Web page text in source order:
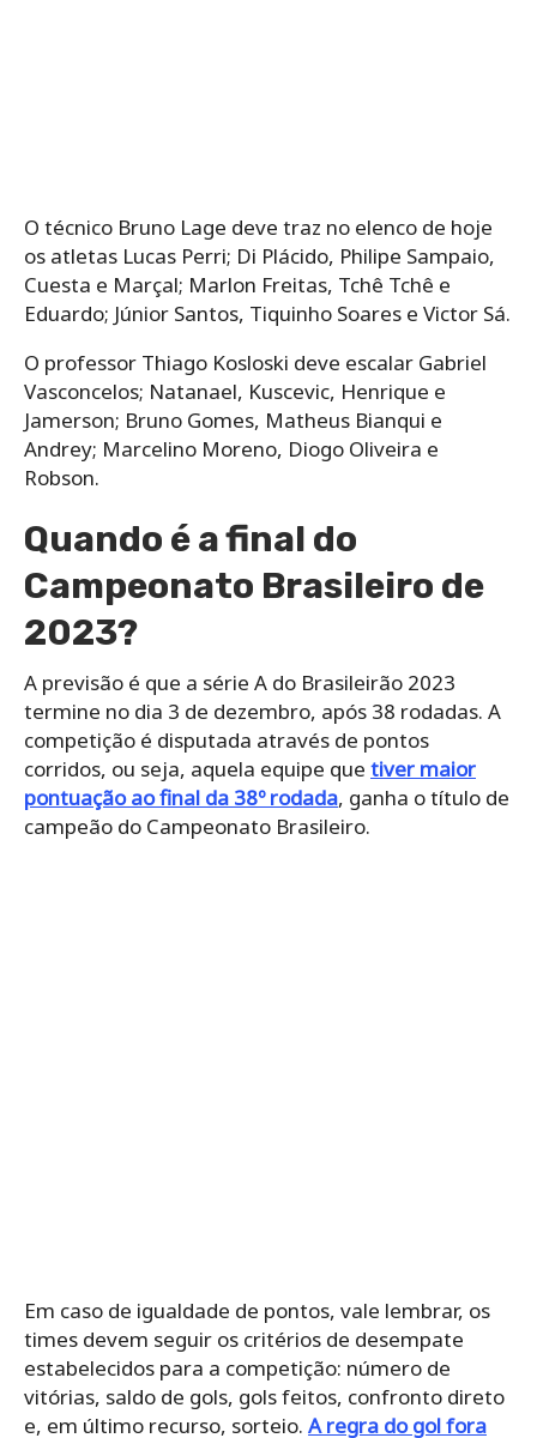
O técnico Bruno Lage deve traz no elenco de hoje
os atletas Lucas Perri; Di Plácido, Philipe Sampaio,
Cuesta e Marçal; Marlon Freitas, Tchê Tchê e
Eduardo; Júnior Santos, Tiquinho Soares e Victor Sá.
O professor Thiago Kosloski deve escalar Gabriel
Vasconcelos; Natanael, Kuscevic, Henrique e
Jamerson; Bruno Gomes, Matheus Bianqui e
Andrey; Marcelino Moreno, Diogo Oliveira e
Robson.
Quando é a final do
Campeonato Brasileiro de
2023?
A previsão é que a série A do Brasileirão 2023
termine no dia 3 de dezembro, após 38 rodadas. A
competição é disputada através de pontos
corridos, ou seja, aquela equipe que tiver maior
pontuação ao final da 38º rodada, ganha o título de
campeão do Campeonato Brasileiro.
Em caso de igualdade de pontos, vale lembrar, os
times devem seguir os critérios de desempate
estabelecidos para a competição: número de
vitórias, saldo de gols, gols feitos, confronto direto
e, em último recurso, sorteio. A regra do gol fora